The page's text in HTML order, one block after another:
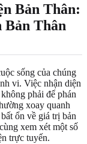
Bản Thân:
Bản Thân
sống của chúng
vi. Việc nhận diện
không phải để phán
xoay quanh
ổn về giá trị bản
xem xét một số
trực tuyến.